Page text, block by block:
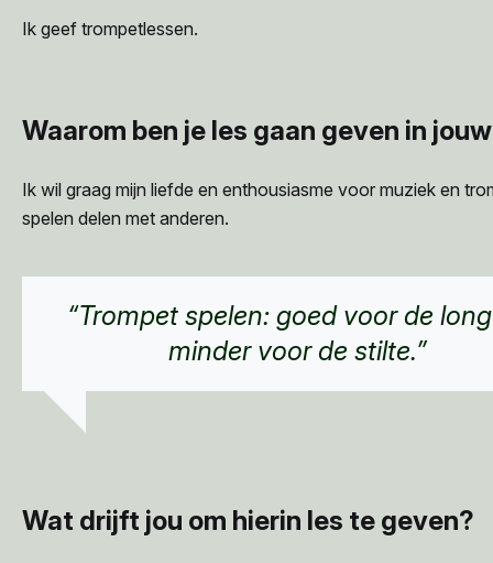
Ik geef trompetlessen.
Waarom ben je les gaan geven in
Ik wil graag mijn liefde en enthousiasme voor muziek en
spelen delen met anderen.
“Trompet spelen: goed voor de
minder voor de stilte.”
Wat drijft jou om hierin les te geven?